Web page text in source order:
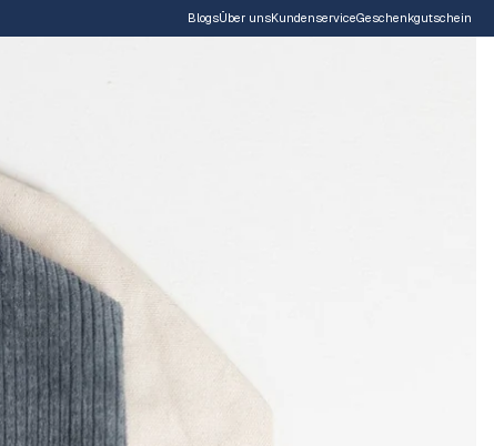
BlogsÜber unsKundenserviceGeschenkgutschein